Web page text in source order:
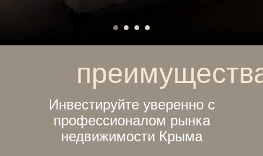
Инвестируйте уверенно с
профессионалом рынка
недвижимости Крыма